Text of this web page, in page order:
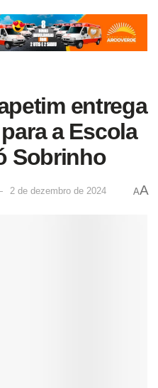
entrega
a Escola
Sobrinho
2 de dezembro de 2024 AA